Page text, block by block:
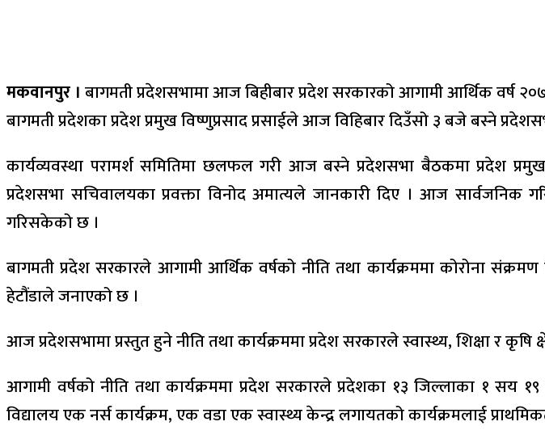
मकवानपुर । बागमती प्रदेशसभामा आज बिहीबार प्रदेश सरकारको आगामी आर्थिक वर्ष
बागमती प्रदेशका प्रदेश प्रमुख विष्णुप्रसाद प्रसाईले आज विहिबार दिउँसो ३ बजे बस्ने
कार्यव्यवस्था परामर्श समितिमा छलफल गरी आज बस्ने प्रदेशसभा बैठकमा प्रदेश प्रमुख
प्रदेशसभा सचिवालयका प्रवक्ता विनोद अमात्यले जानकारी दिए । आज सार्वजनिक
गरिसकेको छ ।
बागमती प्रदेश सरकारले आगामी आर्थिक वर्षको नीति तथा कार्यक्रममा कोरोना संक्रमण
हेटौंडाले जनाएको छ ।
आज प्रदेशसभामा प्रस्तुत हुने नीति तथा कार्यक्रममा प्रदेश सरकारले स्वास्थ्य, शिक्षा र कृषि
आगामी वर्षको नीति तथा कार्यक्रममा प्रदेश सरकारले प्रदेशका १३ जिल्लाका १ सय
विद्यालय एक नर्स कार्यक्रम, एक वडा एक स्वास्थ्य केन्द्र लगायतको कार्यक्रमलाई